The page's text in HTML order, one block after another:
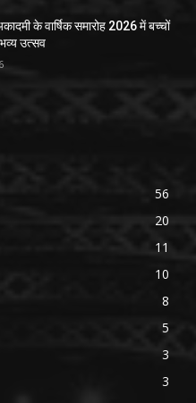
के वार्षिक समारोह 2026 में बच्चों
उत्सव
56
20
11
10
8
5
3
3